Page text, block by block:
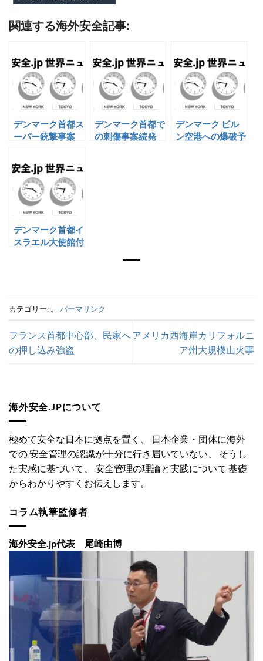
関連する海外安全記事:
デンマーク首都ス
ーパー銃撃事案
デンマーク首都で
の刺傷事案続発
デンマーク ビル
ン空港への爆破予
デンマーク首都イ
スラエル大使館付
カテゴリー: 。 パーマリンク
フランス首都中心部、民家へ
の押し込み強盗
アメリカ西海岸カリフォルニ
ア州大規模山火事
海外安全.JPについて
極めて安全な日本に拠点を置く、 日本企業・団体に海外
での 安全管理の認識が十分に行き届いていない、 そうし
た実感に基づいて、 安全管理の理論と実践について 基礎
からわかりやすくお伝えします。
コラム執筆監修者
海外安全.jp代表 尾崎由博